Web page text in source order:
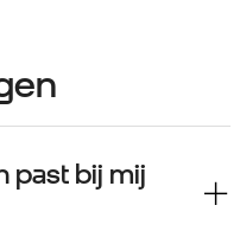
past bij mij